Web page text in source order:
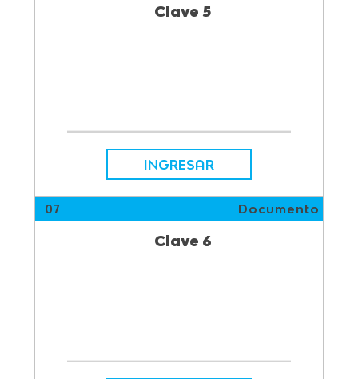
Clave 5
INGRESAR
07 Documento
Clave 6